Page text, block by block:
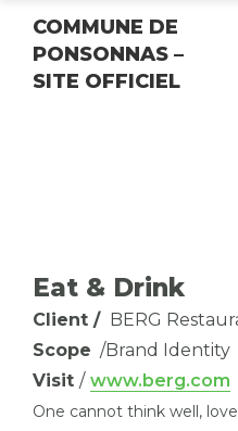
COMMUNE DE
PONSONNAS –
SITE OFFICIEL
Eat & Drink
Client / BERG
Scope /Brand Identity
Visit / www.berg.com
One cannot think well,